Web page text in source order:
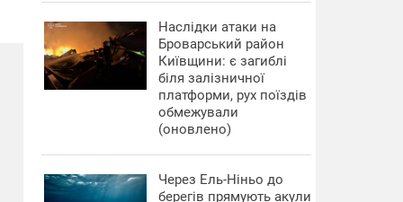
Наслідки атаки на
Броварський район
Київщини: є загиблі
біля залізничної
платформи, рух поїздів
обмежували
(оновлено)
Через Ель-Ніньо до
берегів прямують акули